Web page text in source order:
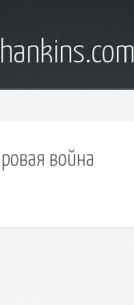
война